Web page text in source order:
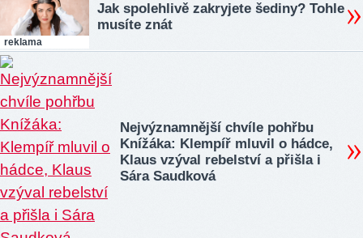
reklama
Jak spolehlivě zakryjete šediny? Tohle
musíte znát
Nejvýznamnější chvíle pohřbu
Knížáka: Klempíř mluvil o hádce,
Klaus vzýval rebelství a přišla i
Sára Saudková